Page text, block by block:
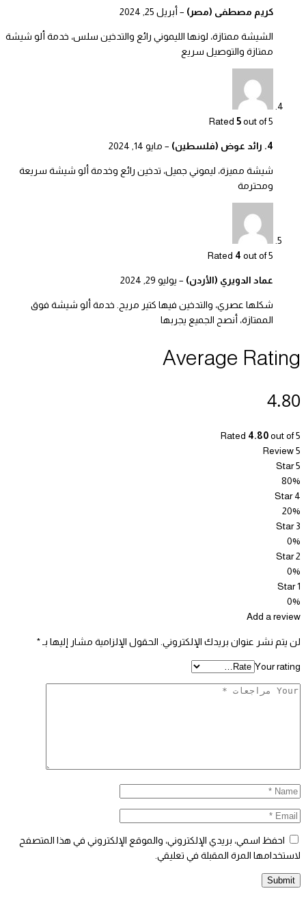
كريم مصطفى (مصر) – أبريل 25, 2024
الشيشة ممتازة، لونها الليموني رائع والتدخين سلس، خدمة ألو شيشة
ممتازة والتوصيل سريع
Rated 5out of 5
4. رائد عوض (فلسطين) – مايو 14, 2024
شيشة مميزة، ليموني جميل، تدخين رائع وخدمة ألو شيشة سريعة
ومحترمة
Rated 4 out of 5
عماد الدويري (الأردن) – يوليو 29, 2024
شكلها عصري، والتدخين فيها كتير مريح. خدمة ألو شيشة فوق
الممتازة، أنصح الجميع يجربها
Average Rating
4.80
Rated 4.80out of 5
5 Review
5 Star
80%
4 Star
20%
3 Star
0%
2 Star
0%
1 Star
0%
Add a review
لن يتم نشر عنوان بريدك الإلكتروني. الحقول الإلزامية مشار إليها بـ *
Your rating
احفظ اسمي، بريدي الإلكتروني، والموقع الإلكتروني في هذا المتصفح
لاستخدامها المرة المقبلة في تعليقي.